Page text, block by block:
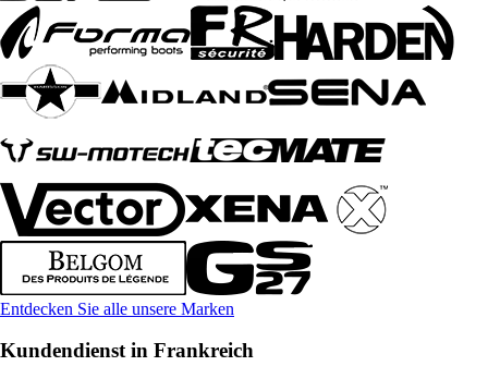
Entdecken Sie alle unsere Marken
Kundendienst in Frankreich